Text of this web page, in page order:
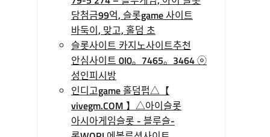
당첨금99억, 슬롯game 사이트
바둑이, 맞고, 홀덤 초
슬롯사이트 카지노사이트추천
안심사이트 0I0。7465。3464 ⓞ
성인피시방
인디­고game 홀­덤펍△【
vivegm.COM 】△아이슬롯
아시아게임슬­롯 - 블루슬­